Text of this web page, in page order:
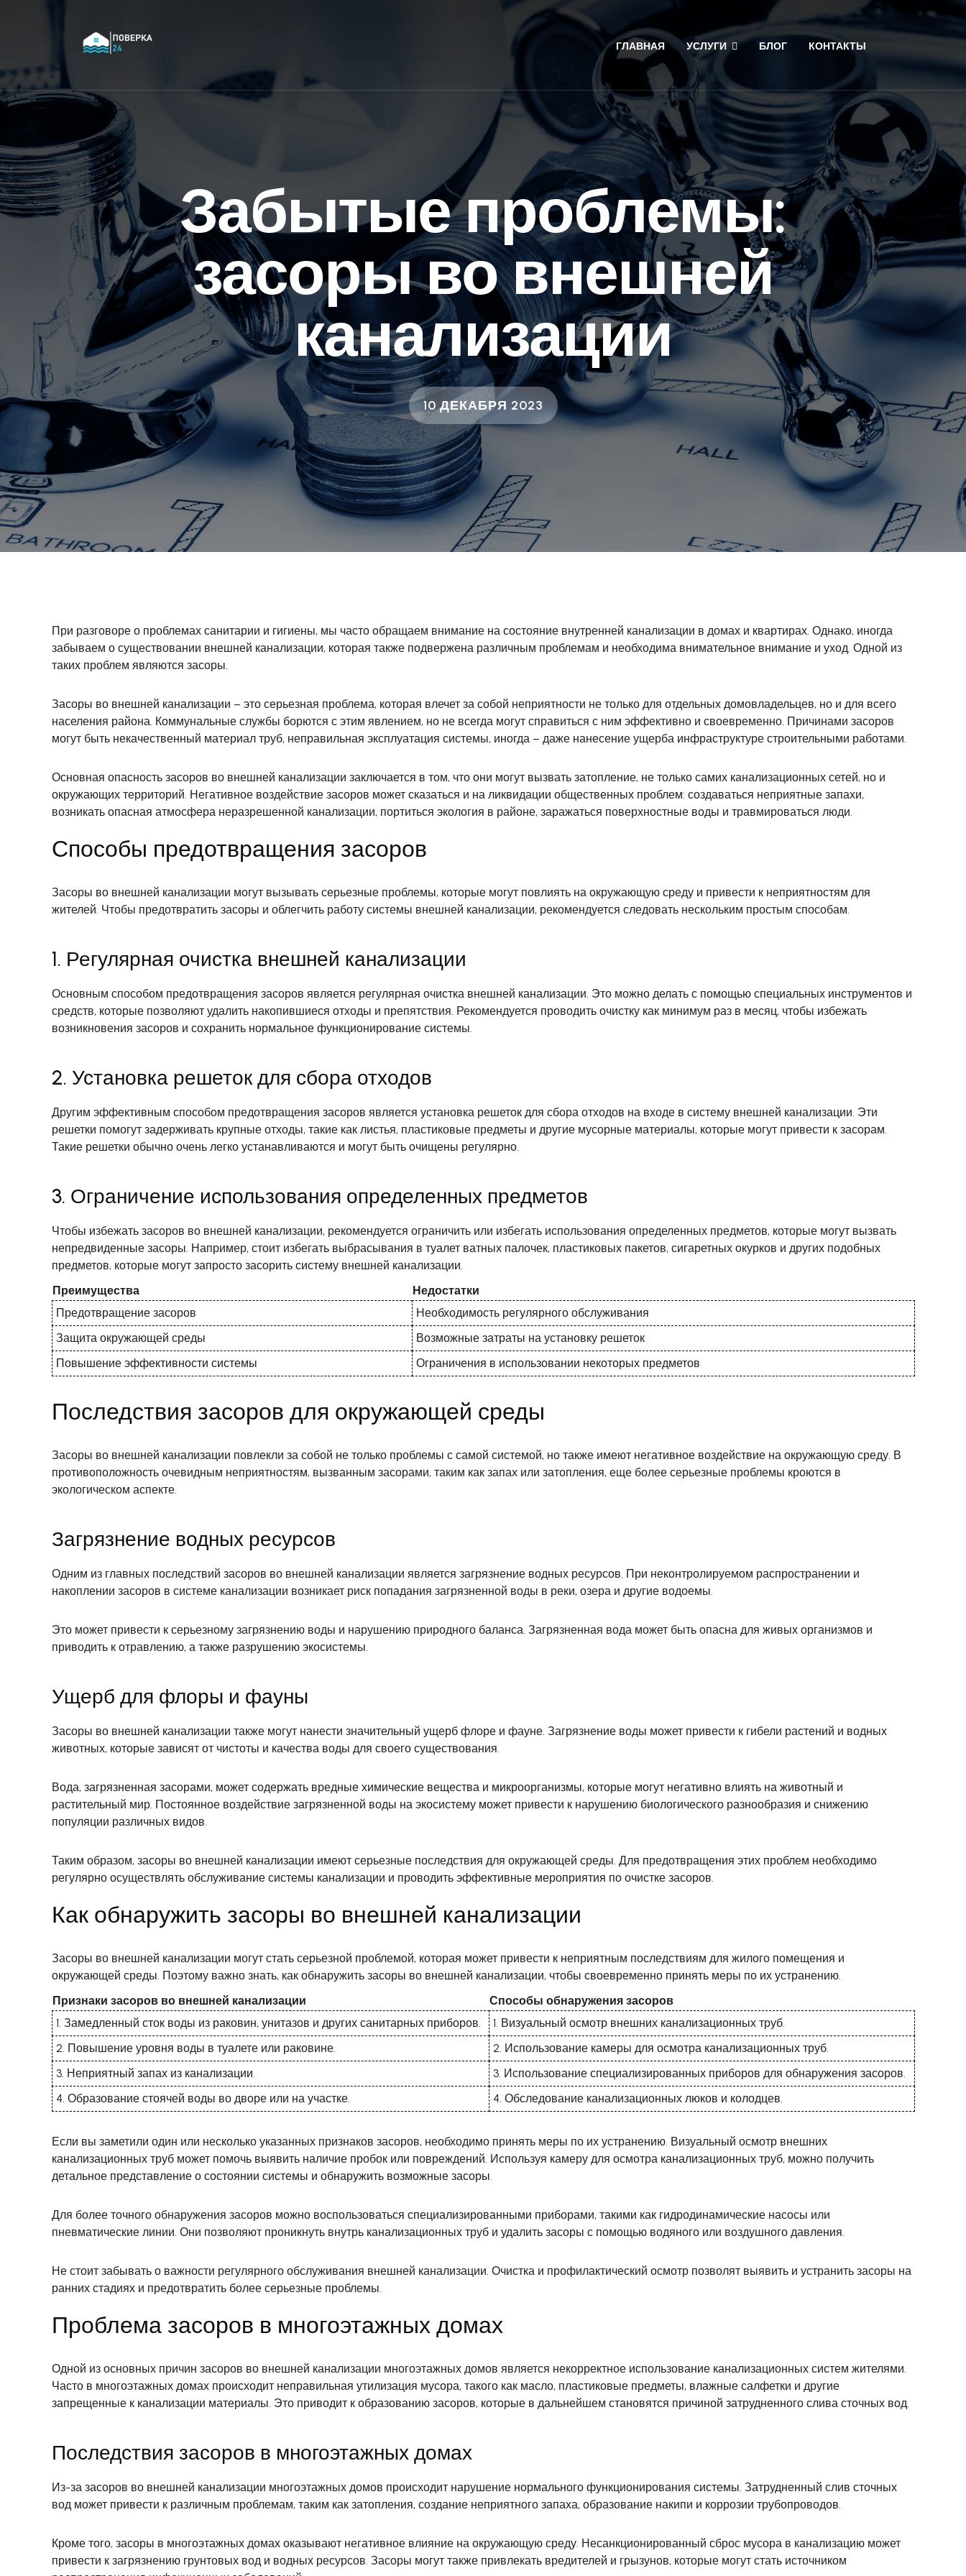
ГЛАВНАЯ УСЛУГИ БЛОГ КОНТАКТЫ
Забытые проблемы:
засоры во внешней
канализации
10 ДЕКАБРЯ 2023
При разговоре о проблемах санитарии и гигиены, мы часто обращаем внимание на состояние внутренней канализации в домах и квартирах. Однако, иногда
забываем о существовании внешней канализации, которая также подвержена различным проблемам и необходима внимательное внимание и уход. Одной из
таких проблем являются засоры.
Засоры во внешней канализации – это серьезная проблема, которая влечет за собой неприятности не только для отдельных домовладельцев, но и для всего
населения района. Коммунальные службы борются с этим явлением, но не всегда могут справиться с ним эффективно и своевременно. Причинами засоров
могут быть некачественный материал труб, неправильная эксплуатация системы, иногда – даже нанесение ущерба инфраструктуре строительными работами.
Основная опасность засоров во внешней канализации заключается в том, что они могут вызвать затопление, не только самих канализационных сетей, но и
окружающих территорий. Негативное воздействие засоров может сказаться и на ликвидации общественных проблем: создаваться неприятные запахи,
возникать опасная атмосфера неразрешенной канализации, портиться экология в районе, заражаться поверхностные воды и травмироваться люди.
Способы предотвращения засоров
Засоры во внешней канализации могут вызывать серьезные проблемы, которые могут повлиять на окружающую среду и привести к неприятностям для
жителей. Чтобы предотвратить засоры и облегчить работу системы внешней канализации, рекомендуется следовать нескольким простым способам.
1. Регулярная очистка внешней канализации
Основным способом предотвращения засоров является регулярная очистка внешней канализации. Это можно делать с помощью специальных инструментов и
средств, которые позволяют удалить накопившиеся отходы и препятствия. Рекомендуется проводить очистку как минимум раз в месяц, чтобы избежать
возникновения засоров и сохранить нормальное функционирование системы.
2. Установка решеток для сбора отходов
Другим эффективным способом предотвращения засоров является установка решеток для сбора отходов на входе в систему внешней канализации. Эти
решетки помогут задерживать крупные отходы, такие как листья, пластиковые предметы и другие мусорные материалы, которые могут привести к засорам.
Такие решетки обычно очень легко устанавливаются и могут быть очищены регулярно.
3. Ограничение использования определенных предметов
Чтобы избежать засоров во внешней канализации, рекомендуется ограничить или избегать использования определенных предметов, которые могут вызвать
непредвиденные засоры. Например, стоит избегать выбрасывания в туалет ватных палочек, пластиковых пакетов, сигаретных окурков и других подобных
предметов, которые могут запросто засорить систему внешней канализации.
Преимущества
Недостатки
Предотвращение засоров
Необходимость регулярного обслуживания
Защита окружающей среды
Возможные затраты на установку решеток
Повышение эффективности системы
Ограничения в использовании некоторых предметов
Последствия засоров для окружающей среды
Засоры во внешней канализации повлекли за собой не только проблемы с самой системой, но также имеют негативное воздействие на окружающую среду. В
противоположность очевидным неприятностям, вызванным засорами, таким как запах или затопления, еще более серьезные проблемы кроются в
экологическом аспекте.
Загрязнение водных ресурсов
Одним из главных последствий засоров во внешней канализации является загрязнение водных ресурсов. При неконтролируемом распространении и
накоплении засоров в системе канализации возникает риск попадания загрязненной воды в реки, озера и другие водоемы.
Это может привести к серьезному загрязнению воды и нарушению природного баланса. Загрязненная вода может быть опасна для живых организмов и
приводить к отравлению, а также разрушению экосистемы.
Ущерб для флоры и фауны
Засоры во внешней канализации также могут нанести значительный ущерб флоре и фауне. Загрязнение воды может привести к гибели растений и водных
животных, которые зависят от чистоты и качества воды для своего существования.
Вода, загрязненная засорами, может содержать вредные химические вещества и микроорганизмы, которые могут негативно влиять на животный и
растительный мир. Постоянное воздействие загрязненной воды на экосистему может привести к нарушению биологического разнообразия и снижению
популяции различных видов.
Таким образом, засоры во внешней канализации имеют серьезные последствия для окружающей среды. Для предотвращения этих проблем необходимо
регулярно осуществлять обслуживание системы канализации и проводить эффективные мероприятия по очистке засоров.
Как обнаружить засоры во внешней канализации
Засоры во внешней канализации могут стать серьезной проблемой, которая может привести к неприятным последствиям для жилого помещения и
окружающей среды. Поэтому важно знать, как обнаружить засоры во внешней канализации, чтобы своевременно принять меры по их устранению.
Признаки засоров во внешней канализации
Способы обнаружения засоров
1. Замедленный сток воды из раковин, унитазов и других санитарных приборов.
1. Визуальный осмотр внешних канализационных труб.
2. Повышение уровня воды в туалете или раковине.
2. Использование камеры для осмотра канализационных труб.
3. Неприятный запах из канализации.
3. Использование специализированных приборов для обнаружения засоров.
4. Образование стоячей воды во дворе или на участке.
4. Обследование канализационных люков и колодцев.
Если вы заметили один или несколько указанных признаков засоров, необходимо принять меры по их устранению. Визуальный осмотр внешних
канализационных труб может помочь выявить наличие пробок или повреждений. Используя камеру для осмотра канализационных труб, можно получить
детальное представление о состоянии системы и обнаружить возможные засоры.
Для более точного обнаружения засоров можно воспользоваться специализированными приборами, такими как гидродинамические насосы или
пневматические линии. Они позволяют проникнуть внутрь канализационных труб и удалить засоры с помощью водяного или воздушного давления.
Не стоит забывать о важности регулярного обслуживания внешней канализации. Очистка и профилактический осмотр позволят выявить и устранить засоры на
ранних стадиях и предотвратить более серьезные проблемы.
Проблема засоров в многоэтажных домах
Одной из основных причин засоров во внешней канализации многоэтажных домов является некорректное использование канализационных систем жителями.
Часто в многоэтажных домах происходит неправильная утилизация мусора, такого как масло, пластиковые предметы, влажные салфетки и другие
запрещенные к канализации материалы. Это приводит к образованию засоров, которые в дальнейшем становятся причиной затрудненного слива сточных вод.
Последствия засоров в многоэтажных домах
Из-за засоров во внешней канализации многоэтажных домов происходит нарушение нормального функционирования системы. Затрудненный слив сточных
вод может привести к различным проблемам, таким как затопления, создание неприятного запаха, образование накипи и коррозии трубопроводов.
Кроме того, засоры в многоэтажных домах оказывают негативное влияние на окружающую среду. Несанкционированный сброс мусора в канализацию может
привести к загрязнению грунтовых вод и водных ресурсов. Засоры могут также привлекать вредителей и грызунов, которые могут стать источником